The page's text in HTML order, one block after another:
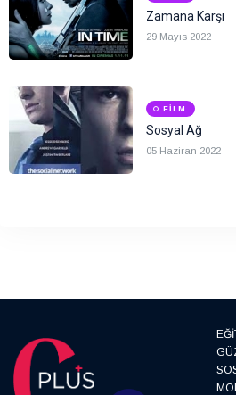
Zamana Karşı
29 Mayıs 2022
FILM
Sosyal Ağ
05 Haziran 2022